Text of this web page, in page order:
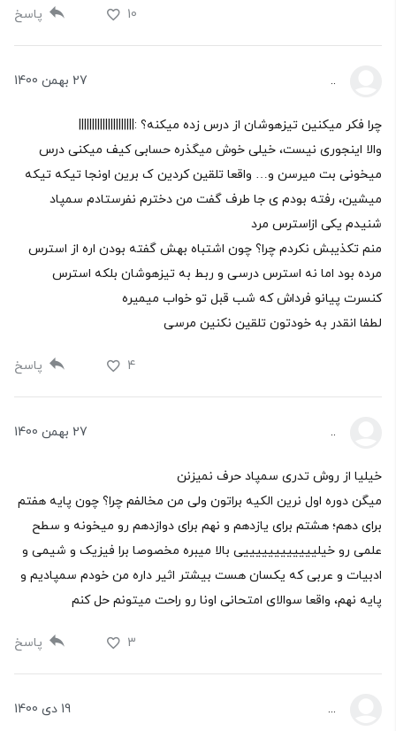
10 پاسخ
.. 27 بهمن 1400
چرا فکر میکنین تیزهوشان از درس زده میکنه؟ :|||||||||||||||||||||
والا اینجوری نیست، خیلی خوش میگذره حسابی کیف میکنی درس
میخونی بت میرسن و… واقعا تلقین کردین ک برین اونجا تیکه تیکه
میشین، رفته بودم ی جا طرف گفت من دخترم نفرستادم سمپاد
شنیدم یکی ازاسترس مرد
منم تکذیبش نکردم چرا؟ چون اشتباه بهش گفته بودن اره از استرس
مرده بود اما نه استرس درسی و ربط به تیزهوشان بلکه استرس
کنسرت پیانو فرداش که شب قبل تو خواب میمیره
لطفا انقدر به خودتون تلقین نکنین مرسی
4 پاسخ
.. 27 بهمن 1400
خیلیا از روش تدری سمپاد حرف نمیزنن
میگن دوره اول نرین الکیه براتون ولی من مخالفم چرا؟ چون پایه هفتم
برای دهم؛ هشتم برای یازدهم و نهم برای دوازدهم رو میخونه و سطح
علمی رو خیلییییییییییییی بالا میبره مخصوصا برا فیزیک و شیمی و
ادبیات و عربی که یکسان هست بیشتر اثیر داره من خودم سمپادیم و
پایه نهم، واقعا سوالای امتحانی اونا رو راحت میتونم حل کنم
3 پاسخ
... 19 دی 1400